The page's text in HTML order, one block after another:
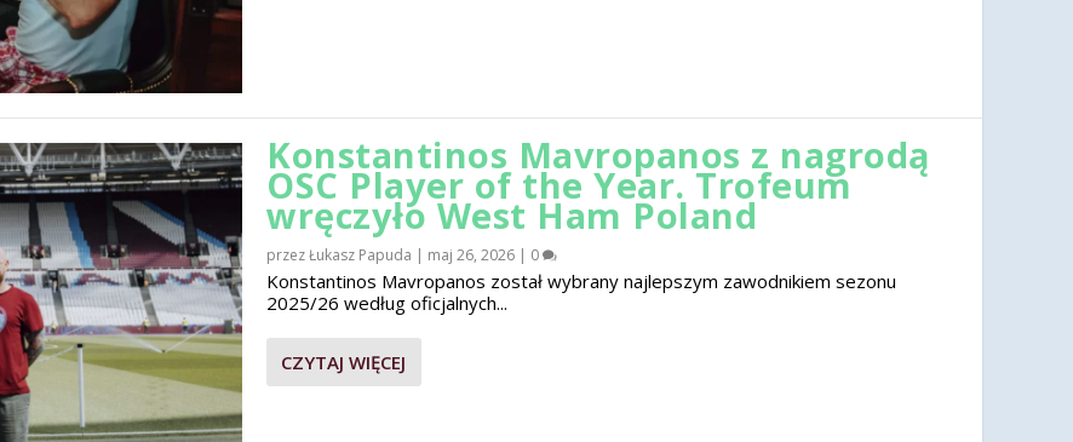
Konstantinos Mavropanos z nagrodą
OSC Player of the Year. Trofeum
wręczyło West Ham Poland
przezŁukasz Papuda | maj 26, 2026 | 0
Konstantinos Mavropanos został wybrany najlepszym zawodnikiem sezonu
2025/26 według oficjalnych...
CZYTAJ WIĘCEJ